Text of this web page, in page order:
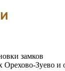
замков
Орехово-Зуево и